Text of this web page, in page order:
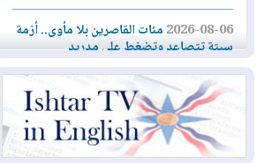
2026-08-06مئات القاصرين بلا مأوى.. أزمة
سبتة تتصاعد وتضغط على مدريد
2026-08-05
لمدة عام.. بدء توريد 100
مليون قدم مكعب يومياً من غاز كورمور في
إقليم كوردستان إلى وزارة الكهرباء العراقية